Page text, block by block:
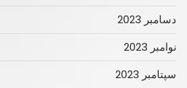
دسامبر 2023
نوامبر 2023
سپتامبر 2023